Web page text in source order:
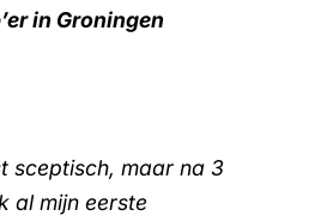
in Groningen
sceptisch, maar na 3
al mijn eerste